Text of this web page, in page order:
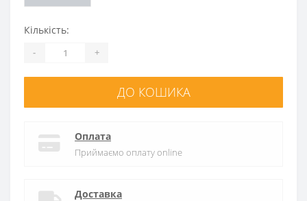
Кількість:
- +
ДО КОШИКА
Оплата
Приймаємо оплату online
Доставка